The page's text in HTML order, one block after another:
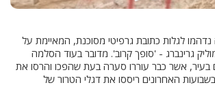
לגלות כתובת גרפיטי מסוכנת, המאיימת על
גרינברג - 'סופך קרוב'. מדובר בעוד הסלמה
בעיר, אשר כבר עוררו סערה בעת שהפכו והרסו את
האחרונים ריססו את דגלי הטרור של